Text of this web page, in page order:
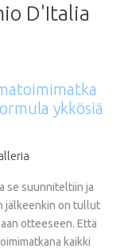
D'Italia
ykkösiä
se suunniteltiin ja
jälkeenkin on tullut
otteeseen. Että
kaikki